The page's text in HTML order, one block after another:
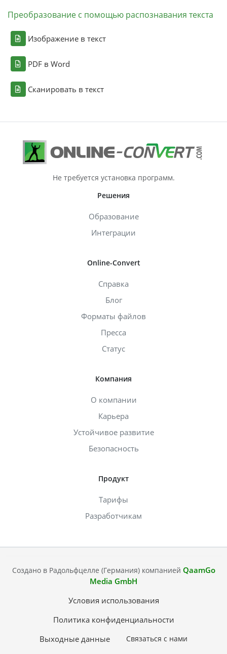
Преобразование с помощью распознавания текста
Изображение в текст
PDF в Word
Сканировать в текст
Не требуется установка программ.
Решения
Образование
Интеграции
Online-Convert
Справка
Блог
Форматы файлов
Пресса
Статус
Компания
О компании
Карьера
Устойчивое развитие
Безопасность
Продукт
Тарифы
Разработчикам
Создано в Радольфцелле (Германия) компанией QaamGo
Media GmbH
Условия использования
Политика конфиденциальности
Выходные данные
Связаться с нами